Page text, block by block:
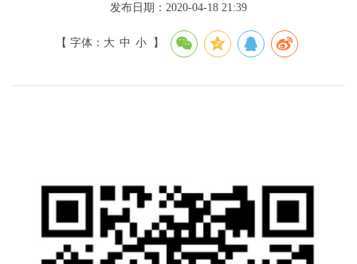
发布日期：2020-04-18 21:39
【 字体： 大 中 小 】